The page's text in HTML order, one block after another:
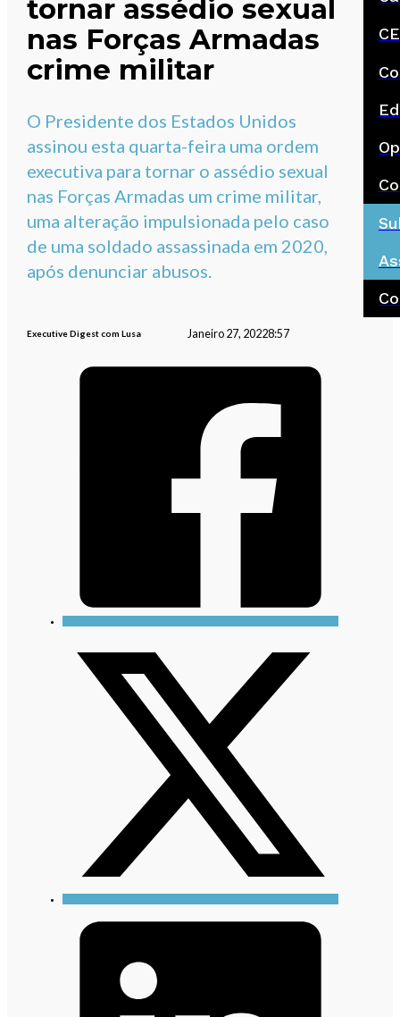
tornar assédio sexual
nas Forças Armadas
crime militar
O Presidente dos Estados Unidos
assinou esta quarta-feira uma ordem
executiva para tornar o assédio sexual
nas Forças Armadas um crime militar,
uma alteração impulsionada pelo caso
de uma soldado assassinada em 2020,
após denunciar abusos.
Executive Digest com Lusa Janeiro 27, 20228:57